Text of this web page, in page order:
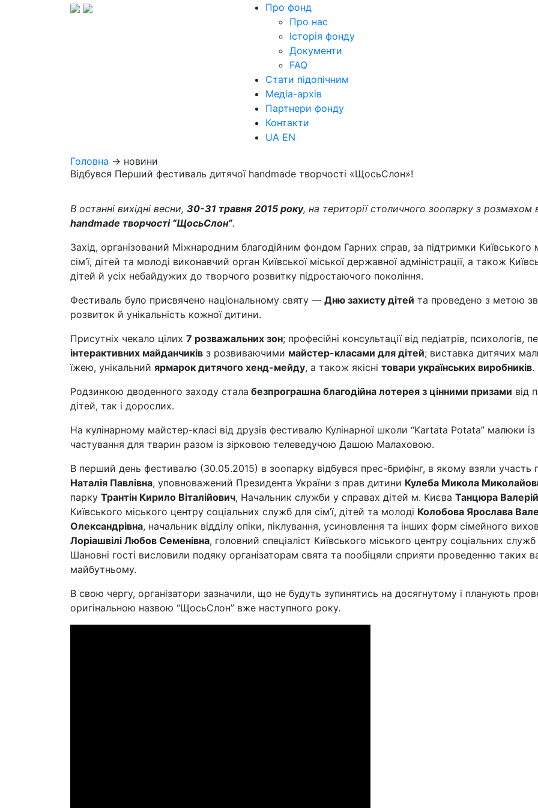
Про фонд
Про нас
Історія фонду
Документи
FAQ
Стати підопічним
Медіа-архів
Партнери фонду
Контакти
UA EN
Головна → новини
Відбувся Перший фестиваль дитячої handmade творчості «ЩосьСлон»!
В останні вихідні весни, 30-31 травня 2015 року, на території столичного зоопарку з розмахом
handmade творчості “ЩосьСлон”.
Захід, організований Міжнародним благодійним фондом Гарних справ, за підтримки Київського
сім’ї, дітей та молоді виконавчий орган Київської міської державної адміністрації, а також
дітей й усіх небайдужих до творчого розвитку підростаючого покоління.
Фестиваль було присвячено національному святу — Дню захисту дітей та проведено з метою
розвиток й унікальність кожної дитини.
Присутніх чекало цілих 7 розважальних зон; професійні консультації від педіатрів, психологів,
інтерактивних майданчиків з розвиваючими майстер-класами для дітей; виставка дитячих
їжею, унікальний ярмарок дитячого хенд-мейду, а також якісні товари українських виробників.
Родзинкою дводенного заходу стала безпрограшна благодійна лотерея з цінними призами від
дітей, так і дорослих.
На кулінарному майстер-класі від друзів фестивалю Кулінарної школи “Kartata Potata” малюки
частування для тварин разом із зірковою телеведучою Дашою Малаховою.
В перший день фестивалю (30.05.2015) в зоопарку відбувся прес-брифінг, в якому взяли
Наталія Павлівна, уповноважений Президента України з прав дитини Кулеба Микола
парку Трантін Кирило Віталійович, Начальник служби у справах дітей м. Києва Танцюра
Київського міського центру соціальних служб для сім’ї, дітей та молоді Колобова Ярослава
Олександрівна, начальник відділу опіки, піклування, усиновлення та інших форм сімейного
Лоріашвілі Любов Семенівна, головний спеціаліст Київського міського центру соціальних служб
Шановні гості висловили подяку організаторам свята та пообіцяли сприяти проведенню таких
майбутньому.
В свою чергу, організатори зазначили, що не будуть зупинятись на досягнутому і планують
оригінальною назвою “ЩосьСлон” вже наступного року.